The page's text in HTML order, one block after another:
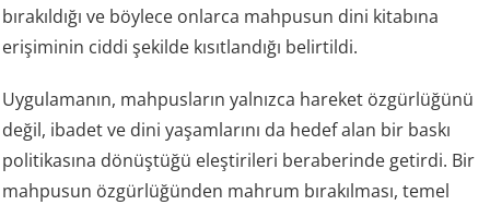
bırakıldığı ve böylece onlarca mahpusun dini kitabına
erişiminin ciddi şekilde kısıtlandığı belirtildi.
Uygulamanın, mahpusların yalnızca hareket özgürlüğünü
değil, ibadet ve dini yaşamlarını da hedef alan bir baskı
politikasına dönüştüğü eleştirileri beraberinde getirdi. Bir
mahpusun özgürlüğünden mahrum bırakılması, temel